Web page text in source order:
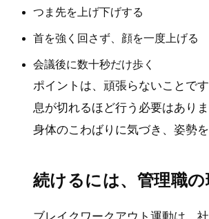
つま先を上げ下げする
首を強く回さず、顔を一度上げる
会議後に数十秒だけ歩く
ポイントは、頑張らないことです
息が切れるほど行う必要はありま
身体のこわばりに気づき、姿勢
続けるには、管理職
ブレイクワークアウト運動は、